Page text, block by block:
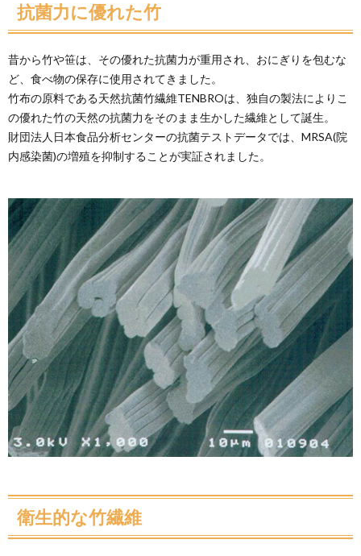
抗菌力に優れた竹
昔から竹や笹は、その優れた抗菌力が重用され、おにぎりを包むな
ど、食べ物の保存に使用されてきました。
竹布の原料である天然抗菌竹繊維TENBROは、独自の製法によりこ
の優れた竹の天然の抗菌力をそのまま生かした繊維として誕生。
財団法人日本食品分析センターの抗菌テストデータでは、MRSA(院
内感染菌)の増殖を抑制することが実証されました。
衛生的な竹繊維